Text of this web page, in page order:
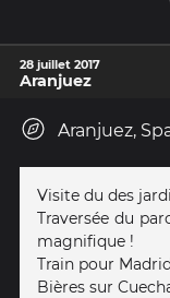
28 juillet 2017
Aranjuez
Aranjuez,
Visite du des
Traversée du
magnifique !
Train pour
Bières sur